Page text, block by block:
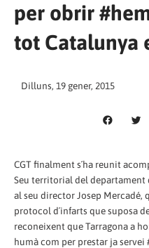
per obrir
tot Catalunya
Dilluns, 19 gener, 2015
CGT finalment s´ha reunit
Seu territorial del departament
al seu director Josep Mercadé,
protocol d´infarts que suposa
reconeixent que Tarragona a
humà com per prestar ja